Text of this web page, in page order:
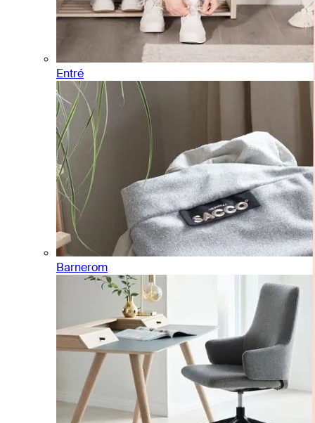
Entré
Barnerom